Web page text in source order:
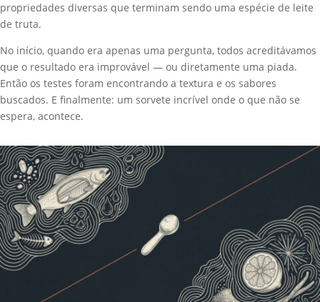
propriedades diversas que terminam sendo uma espécie de leite
de truta.
No início, quando era apenas uma pergunta, todos acreditávamos
que o resultado era improvável — ou diretamente uma piada.
Então os testes foram encontrando a textura e os sabores
buscados. E finalmente: um sorvete incrível onde o que não se
espera, acontece.